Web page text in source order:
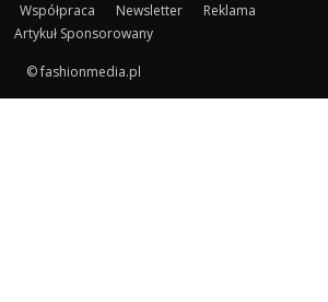
Współpraca Newsletter
Reklama
Artykuł Sponsorowany
© fashionmedia.pl